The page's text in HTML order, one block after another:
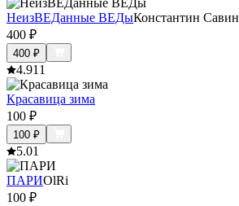
НеизВЕДанные ВЕДыКонстантин Савин
400 ₽
400 ₽
4.911
Красавица зима
100 ₽
100 ₽
5.01
ПАРИOlRi
100 ₽